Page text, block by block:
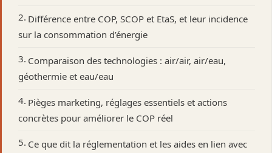
Différence entre COP, SCOP et EtaS, et leur incidence
sur la consommation d’énergie
Comparaison des technologies : air/air, air/eau,
géothermie et eau/eau
Pièges marketing, réglages essentiels et actions
concrètes pour améliorer le COP réel
Ce que dit la réglementation et les aides en lien avec